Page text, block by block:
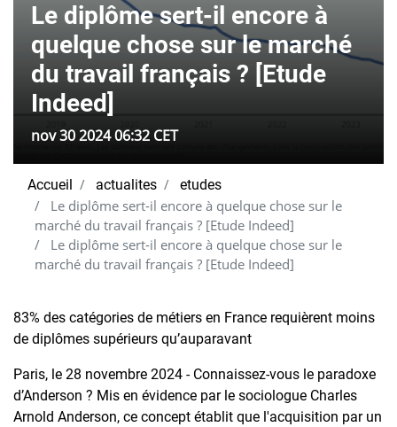
Le diplôme sert-il encore à
quelque chose sur le marché
du travail français ? [Etude
Indeed]
nov 30 2024 06:32 CET
Accueil actualites etudes
Le diplôme sert-il encore à quelque chose sur le
marché du travail français ? [Etude Indeed]
Le diplôme sert-il encore à quelque chose sur le
marché du travail français ? [Etude Indeed]
83% des catégories de métiers en France requièrent moins
de diplômes supérieurs qu’auparavant
Paris, le 28 novembre 2024 - Connaissez-vous le paradoxe
d’Anderson ? Mis en évidence par le sociologue Charles
Arnold Anderson, ce concept établit que l'acquisition par un